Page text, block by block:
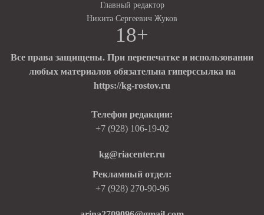
Главный редактор
Никита Сергеевич Жуков
18+
Все права защищены. При перепечатке и использовании
любых материалов обязательна гиперссылка на
https://kg-rostov.ru
Телефон редакции:
+7 (928) 106-19-02
kg@riacenter.ru
Рекламный отдел:
+7 (928) 270-90-96